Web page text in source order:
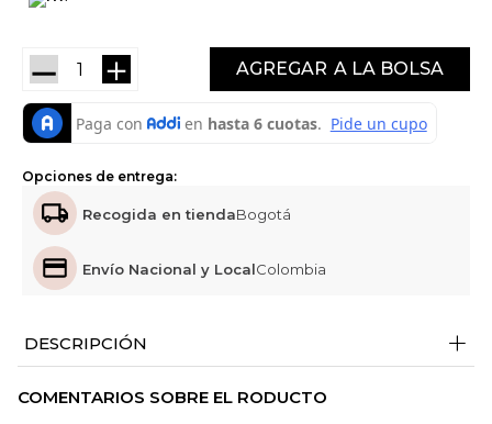
＋
－ AGREGAR
Opciones de entrega:
Recogida en tiendaBogotá
Envío Nacional y LocalColombia
DESCRIPCIÓN +
COMENTARIOS SOBRE EL RODUCTO